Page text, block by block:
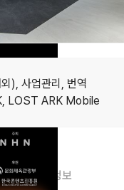
), 사업관리, 번역
LOST ARK Mobile
안내 기업정보